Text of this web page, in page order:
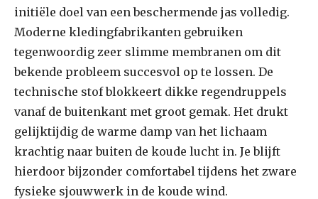
initiële doel van een beschermende jas volledig.
Moderne kledingfabrikanten gebruiken
tegenwoordig zeer slimme membranen om dit
bekende probleem succesvol op te lossen. De
technische stof blokkeert dikke regendruppels
vanaf de buitenkant met groot gemak. Het drukt
gelijktijdig de warme damp van het lichaam
krachtig naar buiten de koude lucht in. Je blijft
hierdoor bijzonder comfortabel tijdens het zware
fysieke sjouwwerk in de koude wind.